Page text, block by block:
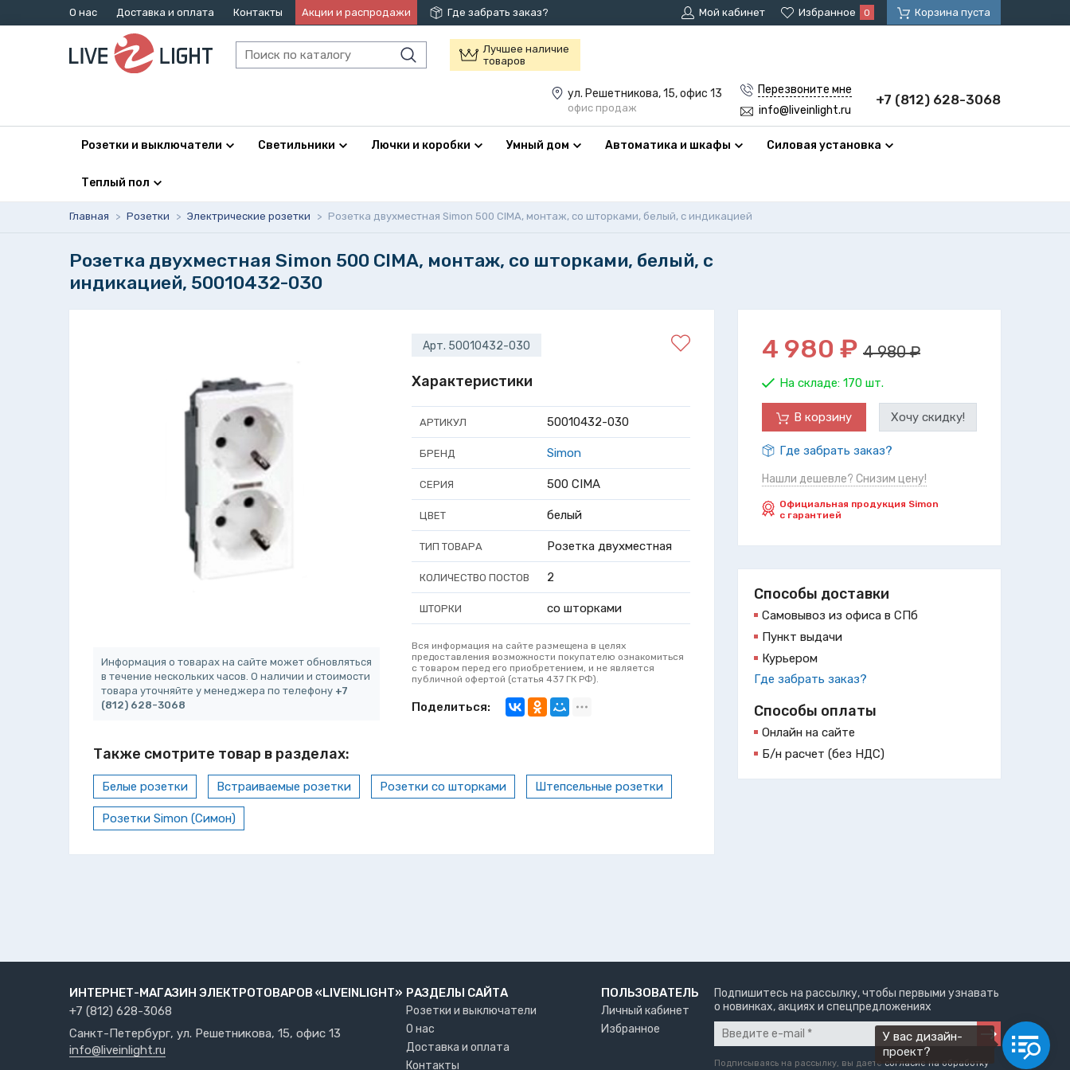
О нас Доставка и оплата Контакты Акции и распродажи Где забрать заказ? Мой кабинет Избранное 0 Корзина пуста
Лучшее наличие
товаров
ул. Решетникова, 15, офис 13
офис продаж
Перезвоните мне
info@liveinlight.ru
+7 (812) 628-3068
Розетки и выключатели Светильники Лючки и коробки Умный дом Автоматика и шкафы Силовая установка
Теплый пол
Главная > Розетки > Электрические розетки > Розетка двухместная Simon 500 CIMA, монтаж, со шторками, белый, с индикацией
Розетка двухместная Simon 500 CIMA, монтаж, со шторками, белый, с
индикацией, 50010432-030
4 980 ₽ 4 980 ₽
На складе: 170 шт.
В корзину Хочу скидку!
Где забрать заказ?
Нашли дешевле? Снизим цену!
Официальная продукция Simon
с гарантией
Способы доставки
Самовывоз из офиса в СПб
Пункт выдачи
Курьером
Где забрать заказ?
Способы оплаты
Онлайн на сайте
Б/н расчет (без НДС)
Информация о товарах на сайте может обновляться
в течение нескольких часов. О наличии и стоимости
товара уточняйте у менеджера по телефону +7
(812) 628-3068
Арт. 50010432-030
Характеристики
АРТИКУЛ 50010432-030
БРЕНД Simon
СЕРИЯ 500 CIMA
ЦВЕТ белый
ТИП ТОВАРА Розетка двухместная
КОЛИЧЕСТВО ПОСТОВ 2
ШТОРКИ со шторками
Вся информация на сайте размещена в целях
предоставления возможности покупателю ознакомиться
с товаром перед его приобретением, и не является
публичной офертой (статья 437 ГК РФ).
Поделиться:
Также смотрите товар в разделах:
Белые розетки Встраиваемые розетки Розетки со шторками Штепсельные розетки
Розетки Simon (Симон)
ИНТЕРНЕТ-МАГАЗИН ЭЛЕКТРОТОВАРОВ «LIVEINLIGHT»
+7 (812) 628-3068
Санкт-Петербург, ул. Решетникова, 15, офис 13
info@liveinlight.ru
РАЗДЕЛЫ САЙТА
Розетки и выключатели
О нас
Доставка и оплата
Контакты
ПОЛЬЗОВАТЕЛЬ
Личный кабинет
Избранное
Подпишитесь на рассылку, чтобы первыми узнавать
о новинках, акциях и спецпредложениях
Подписываясь на рассылку, вы даете согласие на обработку
У вас дизайн-
проект?